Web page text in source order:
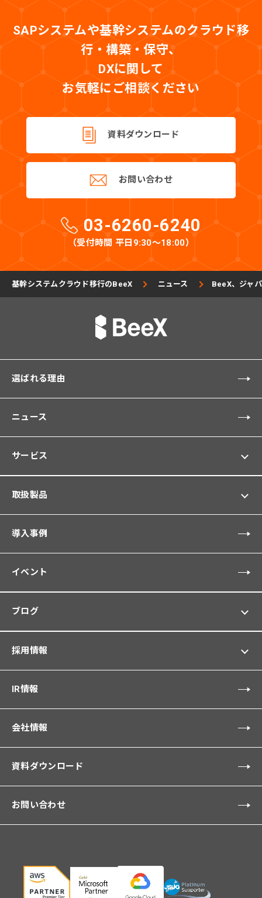
SAPシステムや基幹システムのクラウド移
行・構築・保守、
DXに関して
お気軽にご相談ください
資料ダウンロード
お問い合わせ
03-6260-6240
（受付時間 平日9:30〜18:00）
基幹システムクラウド移行のBeeX ニュース BeeX、ジャ
選ばれる理由
ニュース
サービス
取扱製品
導入事例
イベント
ブログ
採用情報
IR情報
会社情報
資料ダウンロード
お問い合わせ